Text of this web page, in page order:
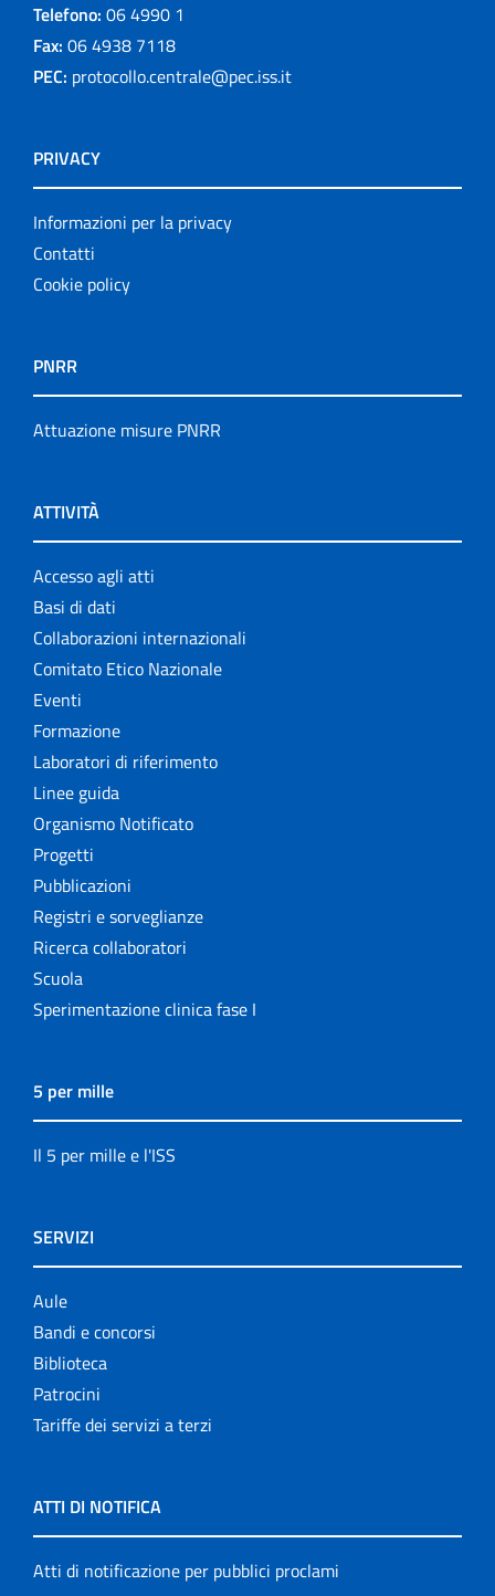
Telefono: 06 4990 1
Fax: 06 4938 7118
PEC: protocollo.centrale@pec.iss.it
PRIVACY
Informazioni per la privacy
Contatti
Cookie policy
PNRR
Attuazione misure PNRR
ATTIVITÀ
Accesso agli atti
Basi di dati
Collaborazioni internazionali
Comitato Etico Nazionale
Eventi
Formazione
Laboratori di riferimento
Linee guida
Organismo Notificato
Progetti
Pubblicazioni
Registri e sorveglianze
Ricerca collaboratori
Scuola
Sperimentazione clinica fase I
5 per mille
Il 5 per mille e l'ISS
SERVIZI
Aule
Bandi e concorsi
Biblioteca
Patrocini
Tariffe dei servizi a terzi
ATTI DI NOTIFICA
Atti di notificazione per pubblici proclami